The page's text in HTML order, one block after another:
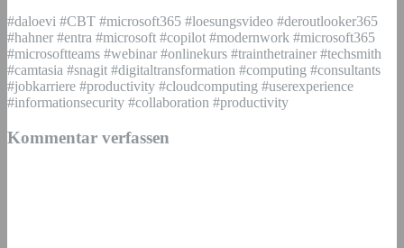
#daloevi #CBT #microsoft365 #loesungsvideo #deroutlooker365
#hahner #entra #microsoft #copilot #modernwork #microsoft365
#microsoftteams #webinar #onlinekurs #trainthetrainer #techsmith
#camtasia #snagit #digitaltransformation #computing #consultants
#jobkarriere #productivity #cloudcomputing #userexperience
#informationsecurity #collaboration #productivity
Kommentar verfassen